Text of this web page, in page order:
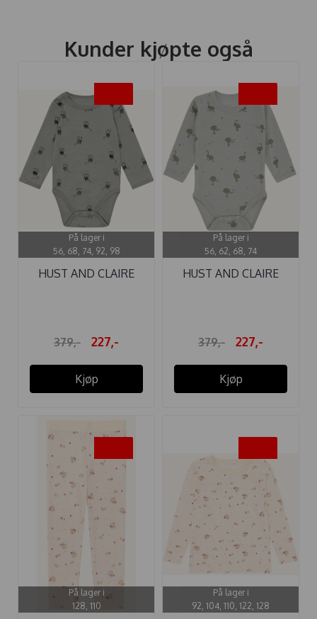
Kunder kjøpte også
På lager i
56, 68, 74, 92, 98
HUST AND CLAIRE
379,- 227,-
Kjøp
På lager i
56, 62, 68, 74
HUST AND CLAIRE
379,- 227,-
Kjøp
På lager i
128, 110
På lager i
92, 104, 110, 122, 128